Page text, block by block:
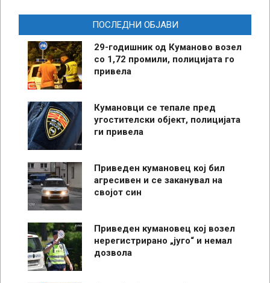
ПОСЛЕДНИ ОБЈАВИ
29-годишник од Куманово возел
со 1,72 промили, полицијата го
привела
Кумановци се тепале пред
угостителски објект, полицијата
ги привела
Приведен кумановец кој бил
агресивен и се заканувал на
својот син
Приведен кумановец кој возел
нерегистрирано „југо“ и немал
дозвола